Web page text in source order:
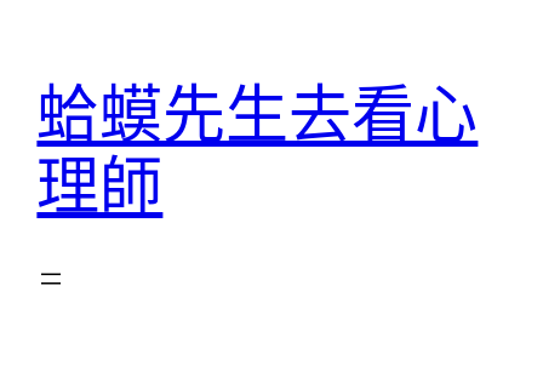
蛤蟆先生去看心
理師